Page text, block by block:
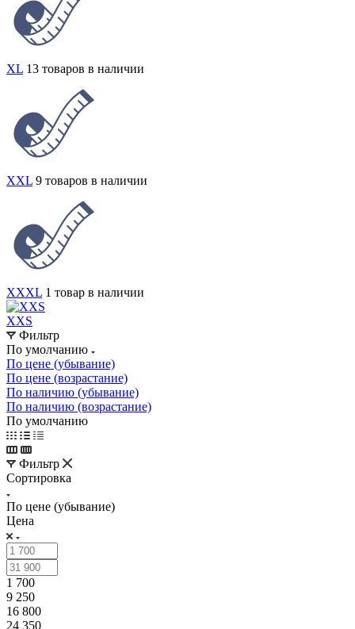
XL 13 товаров в наличии
XXL 9 товаров в наличии
XXXL 1 товар в наличии
XXS
Фильтр
По умолчанию
По цене (убывание)
По цене (возрастание)
По наличию (убывание)
По наличию (возрастание)
По умолчанию
Фильтр
Сортировка
По цене (убывание)
Цена
1 700
9 250
16 800
24 350